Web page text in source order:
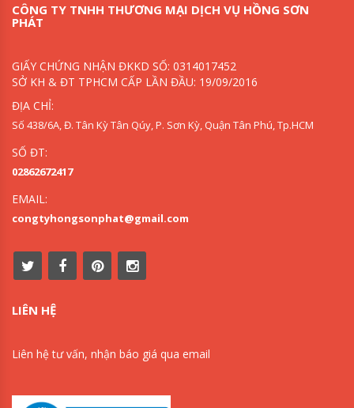
CÔNG TY TNHH THƯƠNG MẠI DỊCH VỤ HỒNG SƠN
PHÁT
GIẤY CHỨNG NHẬN ĐKKD SỐ: 0314017452
SỞ KH & ĐT TPHCM CẤP LẦN ĐẦU: 19/09/2016
ĐỊA CHỈ:
Số 438/6A, Đ. Tân Kỳ Tân Qúy, P. Sơn Kỳ, Quận Tân Phú, Tp.HCM
SỐ ĐT:
02862672417
EMAIL:
congtyhongsonphat@gmail.com
LIÊN HỆ
Liên hệ tư vấn, nhận báo giá qua email